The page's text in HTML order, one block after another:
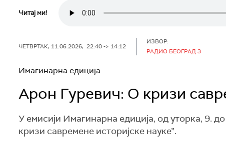
Читај ми!
ЧЕТВРТАК, 11.06.2026, 22:40 -> 14:12
ИЗВОР:
РАДИО БЕОГРАД 3
Имагинарна едиција
Арон Гуревич: О кризи
У емисији Имагинарна едиција, од уторка, 9.
кризи савремене историјске науке”.